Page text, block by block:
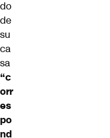
do
de
su
ca
sa
“c
orr
es
po
nd